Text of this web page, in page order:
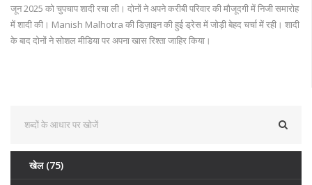
जून 2025 को चुपचाप शादी रचा ली। दोनों ने अपने करीबी परिवार की मौजूदगी में निजी समारोह
में शादी की। Manish Malhotra की डिज़ाइन की हुई ड्रेस में जोड़ी बेहद चर्चा में रही। शादी
के बाद दोनों ने सोशल मीडिया पर अपना खास रिश्ता जाहिर किया।
खेल (75)